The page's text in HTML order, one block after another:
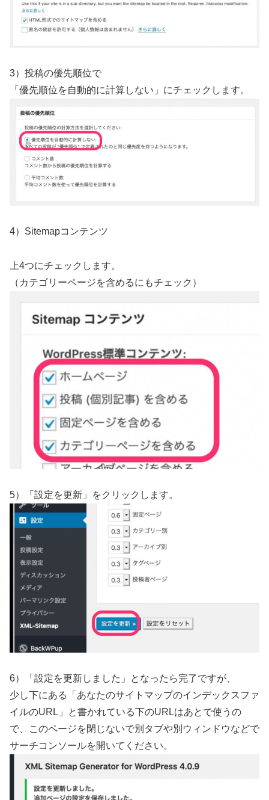
3）投稿の優先順位で
「優先順位を自動的に計算しない」にチェックします。
4）Sitemapコンテンツ
上4つにチェックします。
（カテゴリーページを含めるにもチェック）
5）「設定を更新」をクリックします。
6）「設定を更新しました」となったら完了ですが、
少し下にある「あなたのサイトマップのインデックスファ
イルのURL」と書かれている下のURLはあとで使うの
で、このページを閉じないで別タブや別ウィンドウなどで
サーチコンソールを開いてください。